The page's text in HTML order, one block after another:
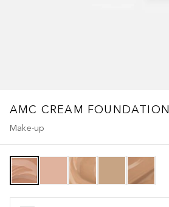
AMC CREAM FOUNDATION
Make-up